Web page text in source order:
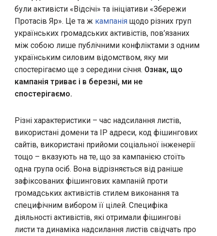
були активісти «Відсічі» та ініціативи «Збережи
Протасів Яр». Це та ж кампанія щодо різних груп
українських громадських активістів, пов’язаних
між собою лише публічними конфліктами з одним
українським силовим відомством, яку ми
спостерігаємо ще з середини січня. Ознак, що
кампанія триває і в березні, ми не
спостерігаємо.
Різні характеристики – час надсилання листів,
використані домени та IP адреси, код фішингових
сайтів, використані прийоми соціальної інженерії
тощо – вказують на те, що за кампанією стоїть
одна група осіб. Вона відрізняється від раніше
зафіксованих фішингових кампаній проти
громадських активістів стилем виконання та
специфічним вибором її цілей. Специфіка
діяльності активістів, які отримали фішингові
листи та динаміка надсилання листів свідчать про